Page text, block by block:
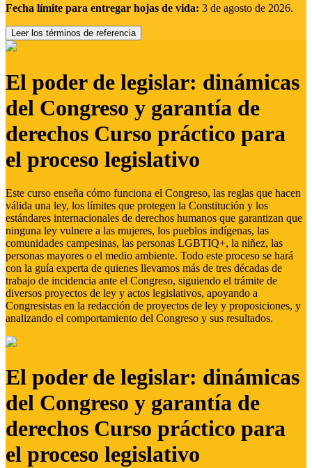
Fecha límite para entregar hojas de vida: 3 de agosto de 2026.
Leer los términos de referencia
El poder de legislar: dinámicas
del Congreso y garantía de
derechos Curso práctico para
el proceso legislativo
Este curso enseña cómo funciona el Congreso, las reglas que hacen
válida una ley, los límites que protegen la Constitución y los
estándares internacionales de derechos humanos que garantizan que
ninguna ley vulnere a las mujeres, los pueblos indígenas, las
comunidades campesinas, las personas LGBTIQ+, la niñez, las
personas mayores o el medio ambiente. Todo este proceso se hará
con la guía experta de quienes llevamos más de tres décadas de
trabajo de incidencia ante el Congreso, siguiendo el trámite de
diversos proyectos de ley y actos legislativos, apoyando a
Congresistas en la redacción de proyectos de ley y proposiciones, y
analizando el comportamiento del Congreso y sus resultados.
El poder de legislar: dinámicas
del Congreso y garantía de
derechos Curso práctico para
el proceso legislativo